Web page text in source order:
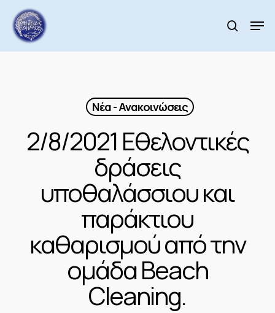
main
content
search
Νέα - Ανακοινώσεις
2/8/2021 Εθελοντικές
δράσεις
υποθαλάσσιου και
παράκτιου
καθαρισμού από την
ομάδα Beach
Cleaning.
Menu